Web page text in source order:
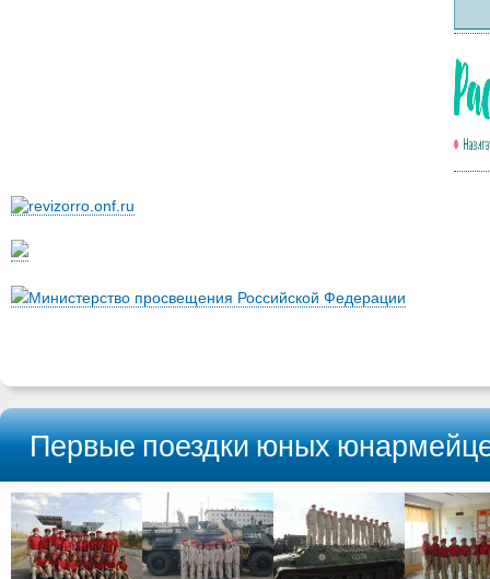
Министерство просвещения Российской Федерации
Первые поездки юных